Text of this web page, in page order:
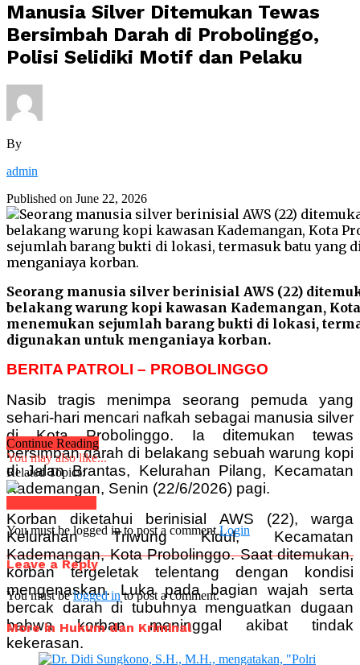
Manusia Silver Ditemukan Tewas
Bersimbah Darah di Probolinggo,
Polisi Selidiki Motif dan Pelaku
By
admin
Published on June 22, 2026
Seorang manusia silver berinisial AWS (22)
belakang warung kopi kawasan Kademangan,
menemukan sejumlah barang bukti di lokasi,
digunakan untuk menganiaya korban.
BERITA PATROLI – PROBOLINGGO
Nasib tragis menimpa seorang pemuda yang
sehari-hari mencari nafkah sebagai manusia silver
di Kota Probolinggo. Ia ditemukan tewas
bersimbah darah di belakang sebuah warung kopi
di Jalan Brantas, Kelurahan Pilang, Kecamatan
Kademangan, Senin (22/6/2026) pagi.
Korban diketahui berinisial AWS (22), warga
Kelurahan Triwung Kidul, Kecamatan
Kademangan, Kota Probolinggo. Saat ditemukan,
korban tergeletak telentang dengan kondisi
mengenaskan. Luka pada bagian wajah serta
bercak darah di tubuhnya menguatkan dugaan
bahwa korban meninggal akibat tindak
kekerasan.
Continue Reading
You may also like...
Related Topics:
You must be logged in to post a comment Login
Leave a Reply
You must belogged into post a comment.
More in Hukum dan Kriminal